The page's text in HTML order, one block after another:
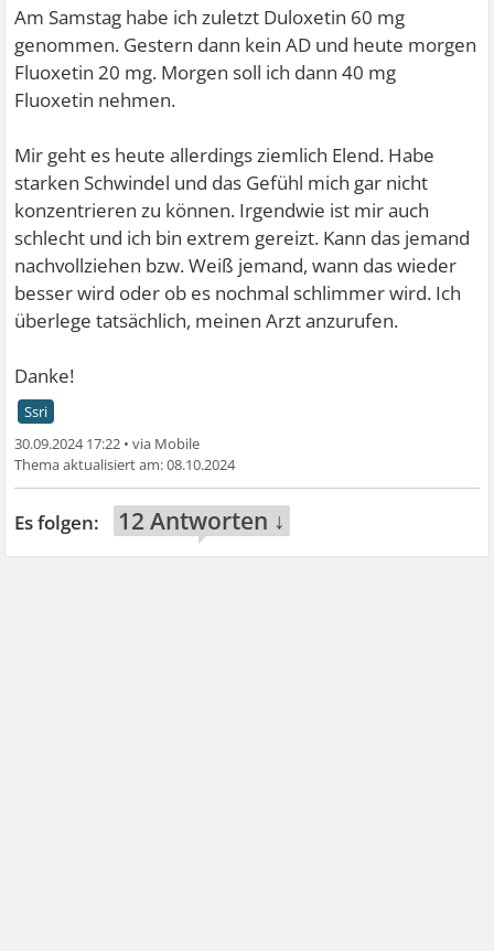
Am Samstag habe ich zuletzt Duloxetin 60 mg
genommen. Gestern dann kein AD und heute morgen
Fluoxetin 20 mg. Morgen soll ich dann 40 mg
Fluoxetin nehmen.
Mir geht es heute allerdings ziemlich Elend. Habe
starken Schwindel und das Gefühl mich gar nicht
konzentrieren zu können. Irgendwie ist mir auch
schlecht und ich bin extrem gereizt. Kann das jemand
nachvollziehen bzw. Weiß jemand, wann das wieder
besser wird oder ob es nochmal schlimmer wird. Ich
überlege tatsächlich, meinen Arzt anzurufen.
Danke!
Ssri
30.09.2024 17:22 •
08.10.2024
12 Antworten ↓